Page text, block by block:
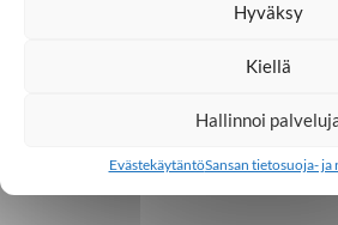
Hyväksy
Kiellä
Hallinnoi
EvästekäytäntöSansan tietosuoja- ja